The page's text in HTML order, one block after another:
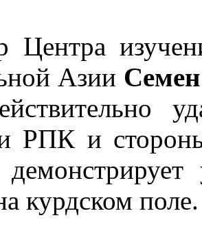
Центра
Азии
РПК и
курдском поле.